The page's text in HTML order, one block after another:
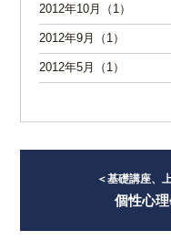
2012年10月（1）
2012年9月（1）
2012年5月（1）
＜基礎講座、
個性心